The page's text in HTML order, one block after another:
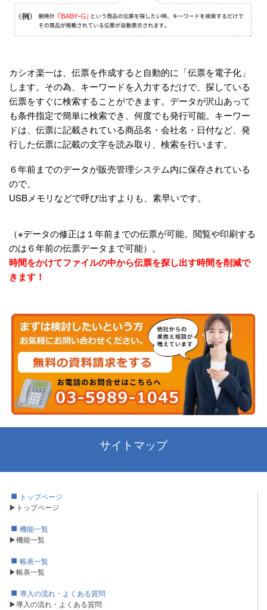
カシオ楽一は、伝票を作成すると自動的に「伝票を電子化」
します。 その為、キーワードを入力するだけで、探している
伝票をすぐに検索することができます。 データが沢山あって
も条件指定で簡単に検索でき、何度でも発行可能。 キーワー
ドは、伝票に記載されている商品名・会社名・日付など、発
行した伝票に記載の文字を読み取り、検索を行います。
６年前までのデータが販売管理システム内に保存されている
ので、
USBメモリなどで呼び出すよりも、素早いです。
（※データの修正は１年前までの伝票が可能。 閲覧や印刷する
のは６年前の伝票データまで可能）。
時間をかけてファイルの中から伝票を探し出す時間を削減で
きます！
サイトマップ
トップページ
▶トップページ
機能一覧
▶機能一覧
帳表一覧
▶帳表一覧
導入の流れ・よくある質問
▶導入の流れ・よくある質問